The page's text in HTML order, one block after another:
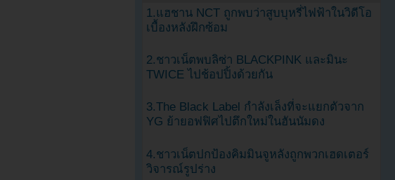
1.แฮชาน NCT ถูกพบว่าสูบบุหรี่ไฟฟ้าในวิดีโอ
เบื้องหลังฝึกซ้อม
2.ชาวเน็ตพบลิซ่า BLACKPINK และมินะ
TWICE ไปช้อปปิ้งด้วยกัน
3.The Black Label กำลังเล็งที่จะแยกตัวจาก
YG ย้ายอฟฟิศไปตึกใหม่ในฮันนัมดง
4.ชาวเน็ตปกป้องคิมมินจูหลังถูกพวกเฮดเตอร์
วิจารณ์รูปร่าง